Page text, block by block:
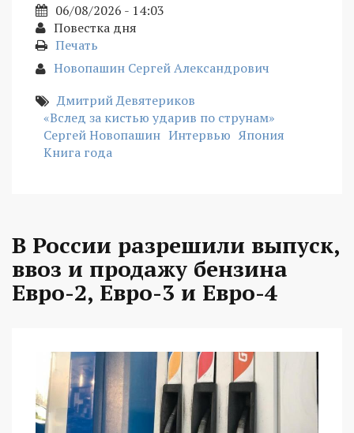
06/08/2026 - 14:03
Повестка дня
Печать
Новопашин Сергей Александрович
Дмитрий Девятериков
«Вслед за кистью ударив по струнам»
Сергей Новопашин Интервью Япония
Книга года
В России разрешили выпуск,
ввоз и продажу бензина
Евро-2, Евро-3 и Евро-4